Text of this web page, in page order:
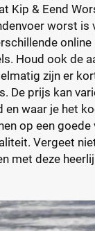
Kip & Eend
worst is
Houd ook de
zijn er
De prijs kan
en waar je het
op een goede
Vergeet
met deze